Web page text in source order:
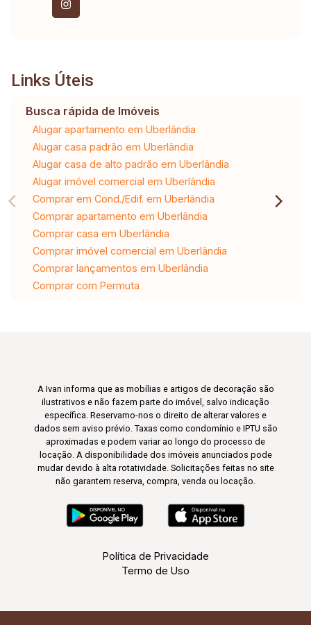
Links Úteis
Busca rápida de Imóveis
Alugar apartamento em Uberlândia
Alugar casa padrão em Uberlândia
Alugar casa de alto padrão em Uberlândia
Alugar imóvel comercial em Uberlândia
Comprar em Cond./Edif. em Uberlândia
Comprar apartamento em Uberlândia
Comprar casa em Uberlândia
Comprar imóvel comercial em Uberlândia
Comprar lançamentos em Uberlândia
Comprar com Permuta
A Ivan informa que as mobílias e artigos de decoração são
ilustrativos e não fazem parte do imóvel, salvo indicação
específica. Reservamo-nos o direito de alterar valores e
dados sem aviso prévio. Taxas como condomínio e IPTU são
aproximadas e podem variar ao longo do processo de
locação. A disponibilidade dos imóveis anunciados pode
mudar devido à alta rotatividade. Solicitações feitas no site
não garantem reserva, compra, venda ou locação.
Política de Privacidade
Termo de Uso